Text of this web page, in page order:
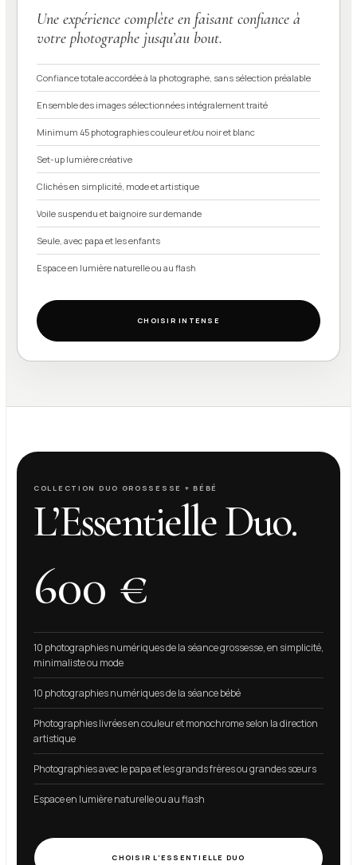
Une expérience complète en faisant confiance à
votre photographe jusqu’au bout.
Confiance totale accordée à la photographe, sans sélection préalable
Ensemble des images sélectionnées intégralement traité
Minimum 45 photographies couleur et/ou noir et blanc
Set-up lumière créative
Clichés en simplicité, mode et artistique
Voile suspendu et baignoire sur demande
Seule, avec papa et les enfants
Espace en lumière naturelle ou au flash
CHOISIR INTENSE
COLLECTION DUO GROSSESSE + BÉBÉ
L’Essentielle Duo.
600 €
10 photographies numériques de la séance grossesse, en simplicité,
minimaliste ou mode
10 photographies numériques de la séance bébé
Photographies livrées en couleur et monochrome selon la direction
artistique
Photographies avec le papa et les grands frères ou grandes sœurs
Espace en lumière naturelle ou au flash
CHOISIR L’ESSENTIELLE DUO